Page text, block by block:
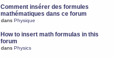
Comment insérer des formules
mathématiques dans ce forum
dans Physique
How to insert math formulas in this
forum
dans Physics